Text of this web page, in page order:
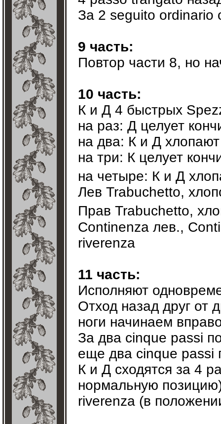
За 2 seguito ordinario
9 часть:
Повтор части 8, но
10 часть:
К и Д 4 быстрых
на раз: Д целует
на два: К и Д
на три: К целует
на четыре: К и Д
Лев Trabuchetto,
Прав Trabuchetto,
Continenza лев.,
riverenza
11 часть:
Исполняют
Отход назад друг от
ноги начинаем
За два cinque passi
еще два cinque passi
К и Д сходятся за 4
нормальную
riverenza (в